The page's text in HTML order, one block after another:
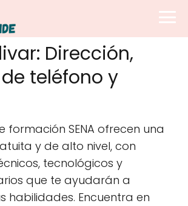
Dirección,
teléfono y
formación SENA ofrecen una
y de alto nivel, con
tecnológicos y
que te ayudarán a
habilidades. Encuentra en